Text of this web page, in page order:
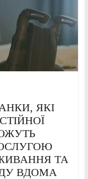
ЯКІ
ТА
ВДОМА